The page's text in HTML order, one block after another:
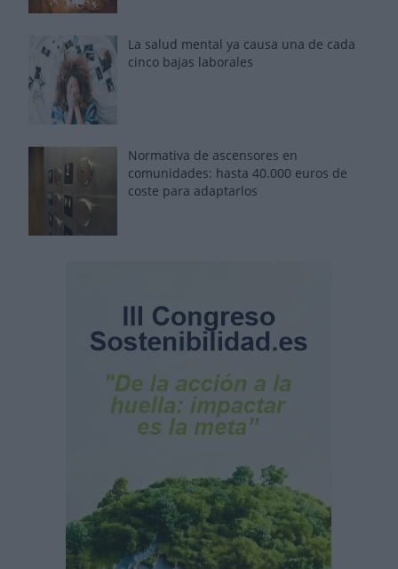
La salud mental ya causa una de cada
cinco bajas laborales
Normativa de ascensores en
comunidades: hasta 40.000 euros de
coste para adaptarlos